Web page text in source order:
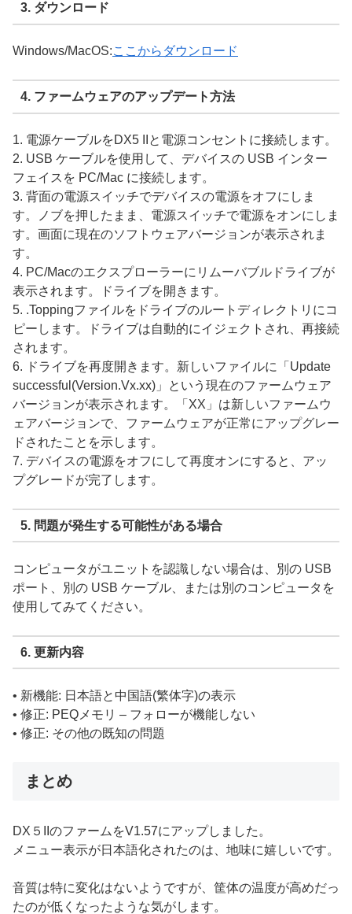
3. ダウンロード
Windows/MacOS:ここからダウンロード
4. ファームウェアのアップデート方法
1. 電源ケーブルをDX5 IIと電源コンセントに接続します。
2. USB ケーブルを使用して、デバイスの USB インター
フェイスを PC/Mac に接続します。
3. 背面の電源スイッチでデバイスの電源をオフにしま
す。ノブを押したまま、電源スイッチで電源をオンにしま
す。画面に現在のソフトウェアバージョンが表示されま
す。
4. PC/Macのエクスプローラーにリムーバブルドライブが
表示されます。ドライブを開きます。
5. .Toppingファイルをドライブのルートディレクトリにコ
ピーします。ドライブは自動的にイジェクトされ、再接続
されます。
6. ドライブを再度開きます。新しいファイルに「Update
successful(Version.Vx.xx)」という現在のファームウェア
バージョンが表示されます。「XX」は新しいファームウ
ェアバージョンで、ファームウェアが正常にアップグレー
ドされたことを示します。
7. デバイスの電源をオフにして再度オンにすると、アッ
プグレードが完了します。‍
‍5. 問題が発生する可能性がある場合
コンピュータがユニットを認識しない場合は、別の USB
ポート、別の USB ケーブル、または別のコンピュータを
使用してみてください。‍
6. 更新内容
• 新機能: 日本語と中国語(繁体字)の表示
• 修正: PEQメモリ – フォローが機能しない
• 修正: その他の既知の問題‍
まとめ
DX５IIのファームをV1.57にアップしました。
メニュー表示が日本語化されたのは、地味に嬉しいです。
音質は特に変化はないようですが、筐体の温度が高めだっ
たのが低くなったような気がします。